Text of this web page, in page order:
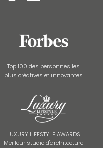
Top 100 des personnes les
plus créatives et innovantes
LUXURY LIFESTYLE AWARDS
Meilleur studio d'architecture